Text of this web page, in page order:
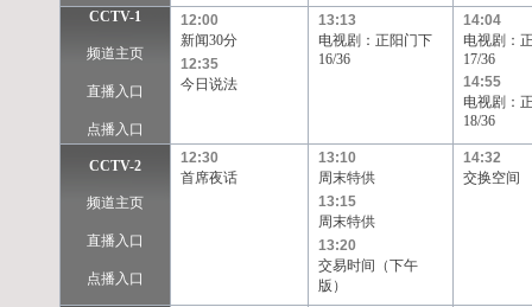
江苏卫视
辽宁卫视
山东卫视
上海卫视 四川卫视
天津卫视
安徽卫视
甘肃卫视
旅游卫视
西藏卫视
新疆卫视
凤凰资讯台 凤凰电影台
华娱卫视
TVB-8 Channel[V] 天映频道
CCTV-1
频道主页
直播入口
点播入口
12:00
新闻30分
12:35
今日说法
13:13
电视剧：正阳门下
16/36
14:04
电视剧：
17/36
14:55
电视剧：
18/36
CCTV-2
频道主页
直播入口
点播入口
12:30
首席夜话
13:10
周末特供
13:15
周末特供
13:20
交易时间（下午
版）
14:32
交换空间